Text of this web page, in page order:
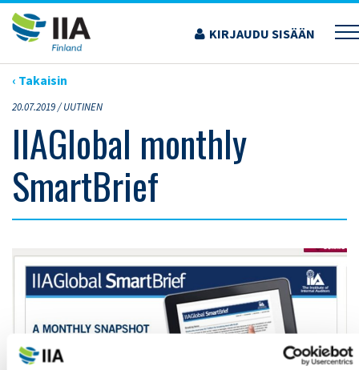
Siirry
sisältöön
KIRJAUDU SISÄÄN
›ARTIKKELIT›IIAGLOBAL MONTHLY SMARTBRIEF
‹ Takaisin
20.07.2019 /UUTINEN
IIAGlobal monthly
SmartBrief